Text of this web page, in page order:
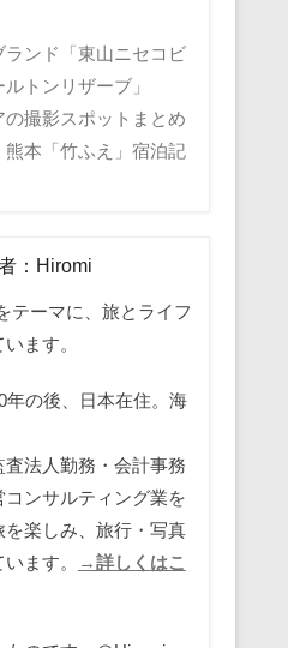
ランド「東山ニセコビ
トンリザーブ」
撮影スポットまとめ
本「竹ふえ」宿泊記
：Hiromi
テーマに、旅とライフ
ます。
年の後、日本在住。海
法人勤務・会計事務
ンサルティング業を
を楽しみ、旅行・写真
ます。
→詳しくはこ